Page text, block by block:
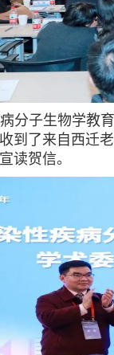
分子生物学教
到了来自西迁
读贺信。